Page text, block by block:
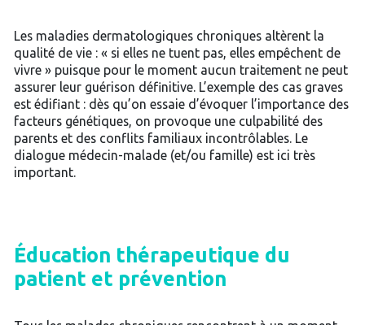
Les maladies dermatologiques chroniques altèrent la
qualité de vie : « si elles ne tuent pas, elles empêchent de
vivre » puisque pour le moment aucun traitement ne peut
assurer leur guérison définitive. L’exemple des cas graves
est édifiant : dès qu’on essaie d’évoquer l’importance des
facteurs génétiques, on provoque une culpabilité des
parents et des conflits familiaux incontrôlables. Le
dialogue médecin-malade (et/ou famille) est ici très
important.
Éducation thérapeutique du
patient et prévention